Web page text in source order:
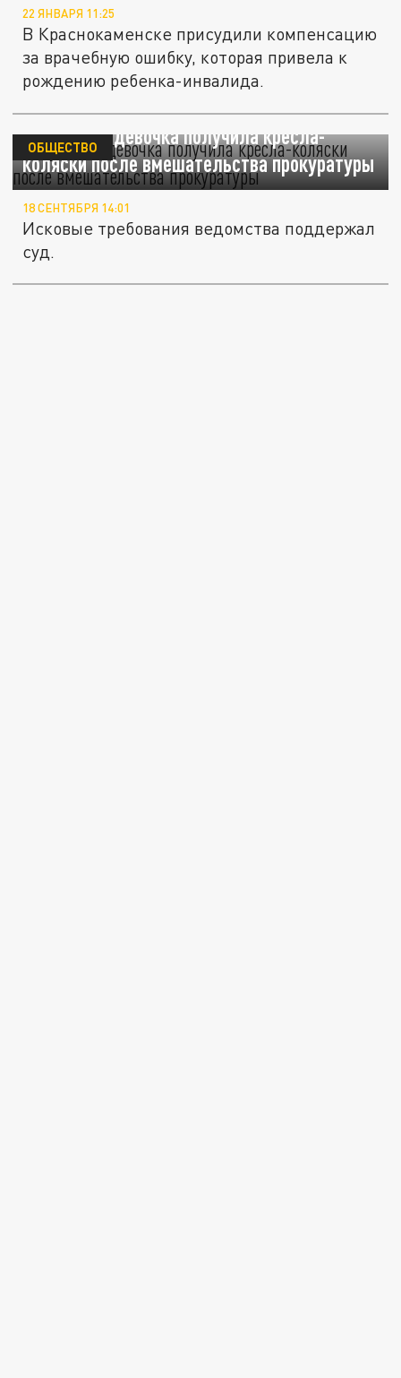
22 ЯНВАРЯ 11:25
В Краснокаменске присудили компенсацию
за врачебную ошибку, которая привела к
рождению ребенка-инвалида.
В Кузбассе девочка получила кресла-
коляски после вмешательства прокуратуры
ОБЩЕСТВО
18 СЕНТЯБРЯ 14:01
Исковые требования ведомства поддержал
суд.